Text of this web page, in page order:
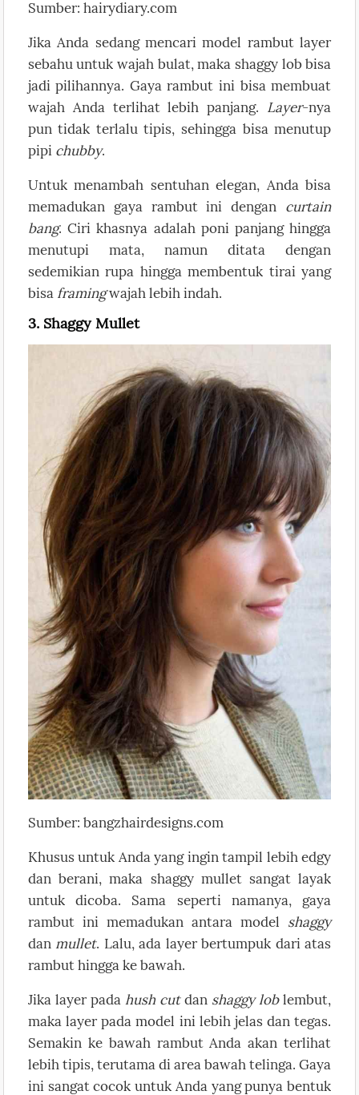
Sumber: hairydiary.com
Jika Anda sedang mencari model rambut layer
sebahu untuk wajah bulat, maka shaggy lob bisa
jadi pilihannya. Gaya rambut ini bisa membuat
wajah Anda terlihat lebih panjang.
Layer-nya
pun tidak terlalu tipis, sehingga bisa menutup
pipi chubby.
Untuk menambah sentuhan elegan, Anda bisa
memadukan gaya rambut ini dengan curtain
bang. Ciri khasnya adalah poni panjang hingga
menutupi mata, namun ditata dengan
sedemikian rupa hingga membentuk tirai yang
bisa framingwajah lebih indah.
3. Shaggy Mullet
Sumber: bangzhairdesigns.com
Khusus untuk Anda yang ingin tampil lebih edgy
dan berani, maka shaggy mullet sangat layak
untuk dicoba. Sama seperti namanya, gaya
rambut ini memadukan antara model shaggy
dan mullet. Lalu, ada layer bertumpuk dari atas
rambut hingga ke bawah.
Jika layer pada hush cutdan shaggy loblembut,
maka layer pada model ini lebih jelas dan tegas.
Semakin ke bawah rambut Anda akan terlihat
lebih tipis, terutama di area bawah telinga. Gaya
ini sangat cocok untuk Anda yang punya bentuk